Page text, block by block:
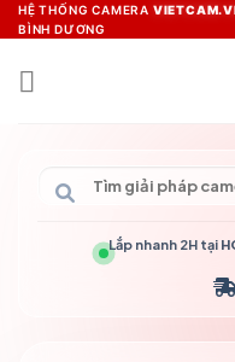
Skip
to
content
HỆ THỐNG CAMERA
BÌNH DƯƠNG
Lắp nhanh 2H tại